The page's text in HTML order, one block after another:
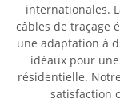
internationales.
câbles de traçage
une adaptation à
idéaux pour
résidentielle.
satisfaction